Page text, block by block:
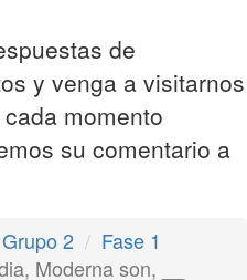
de
y venga a visitarnos
momento
su comentario a
Grupo 2
Fase 1
Moderna son, __